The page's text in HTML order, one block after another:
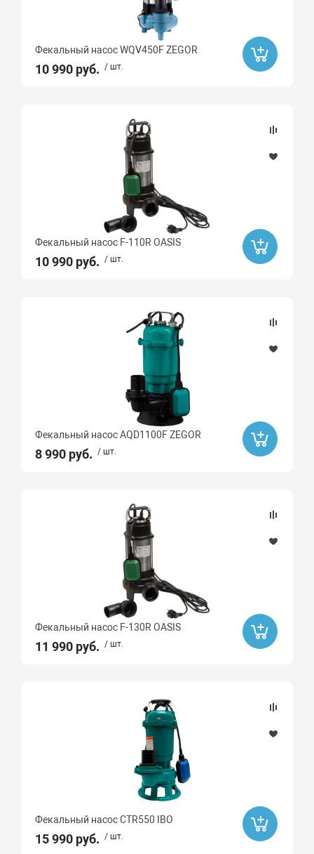
Фекальный насос WQV450F ZEGOR
10 990 руб. / шт.
Фекальный насос F-110R OASIS
10 990 руб. / шт.
Фекальный насос AQD1100F ZEGOR
8 990 руб. / шт.
Фекальный насос F-130R OASIS
11 990 руб. / шт.
Фекальный насос CTR550 IBO
15 990 руб. / шт.